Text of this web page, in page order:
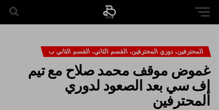
المحترفين، دوري المحترفين، القسم الثاني، القسم الثاني ب
غموض موقف محمد صلاح مع تيم
إف سي بعد الصعود لدوري
المحترفين